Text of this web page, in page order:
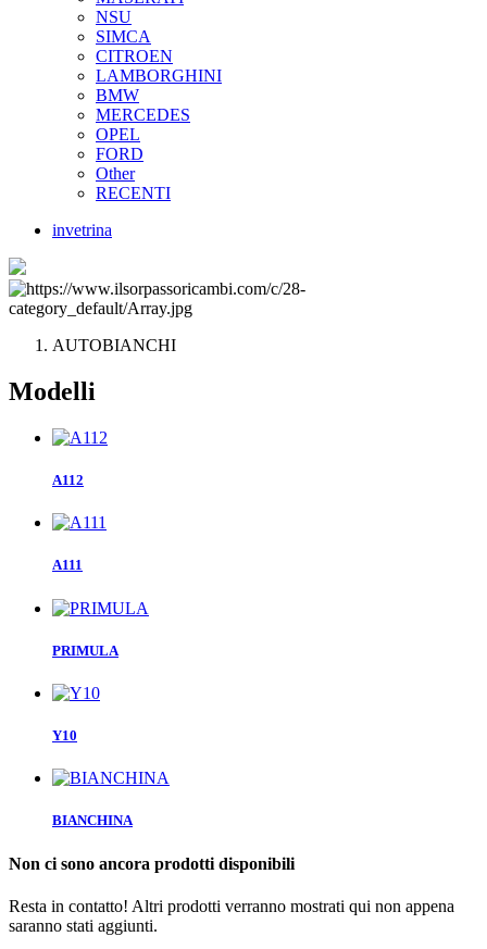
NSU
SIMCA
CITROEN
LAMBORGHINI
BMW
MERCEDES
OPEL
FORD
Other
RECENTI
invetrina
AUTOBIANCHI
Modelli
A112
A111
PRIMULA
Y10
BIANCHINA
Non ci sono ancora prodotti disponibili
Resta in contatto! Altri prodotti verranno mostrati qui non appena
saranno stati aggiunti.